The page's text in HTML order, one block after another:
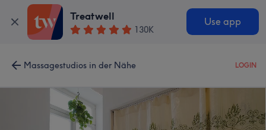
Treatwell
130K
Use app
Massagestudios in der Nähe LOGIN